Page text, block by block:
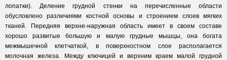
лопатки). Деление грудной стенки на перечисленные области
обусловлено различиями костной основы и строением слоев мягких
тканей. Передняя верхне-наружная область имеет в своем составе
хорошо развитые большую и малую грудные мышцы, она богата
межмышечной клетчаткой, в поверхностном слое располагается
молочная железа. Между ключицей и верхним краем малой грудной